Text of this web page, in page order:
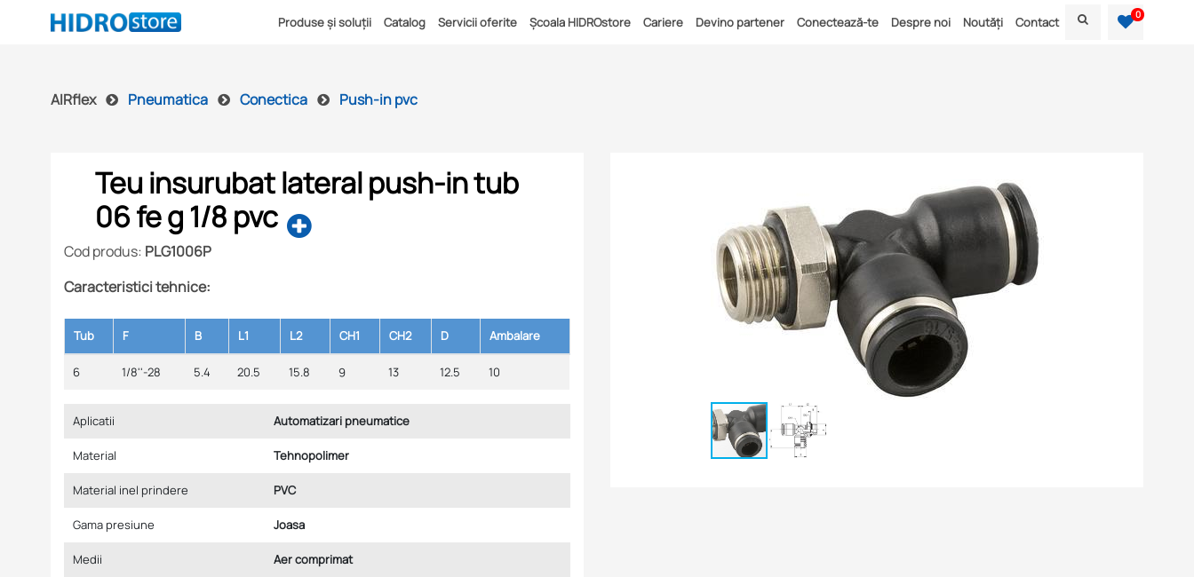
Produse și soluții Catalog Servicii oferite Școala HIDROstore Cariere Devino partener Conectează-te Despre noi Noutăți Contact 0
AIRflex Pneumatica Conectica Push-in pvc
Teu insurubat lateral push-in tub
06 fe g 1/8 pvc
Cod produs: PLG1006P
Caracteristici tehnice:
Tub F B L1 L2 CH1 CH2 D Ambalare
6 1/8''-28 5.4 20.5 15.8 9 13 12.5 10
Aplicatii Automatizari pneumatice
Material Tehnopolimer
Material inel prindere PVC
Gama presiune Joasa
Medii Aer comprimat